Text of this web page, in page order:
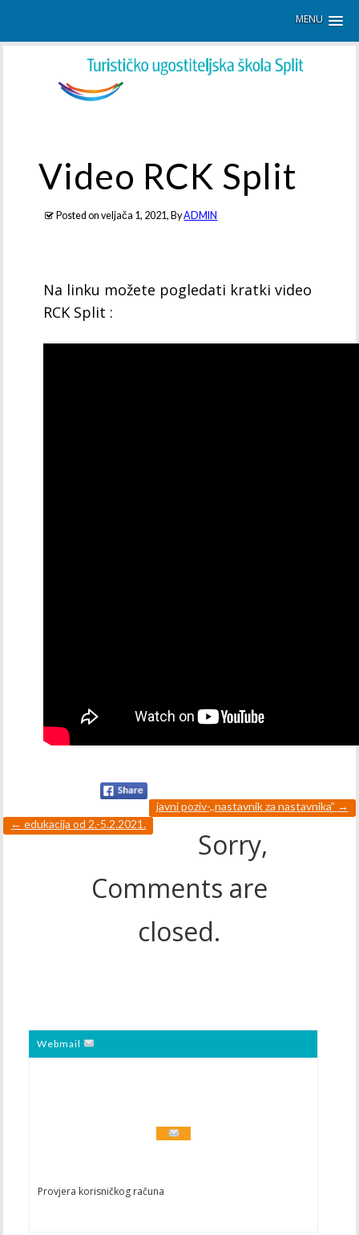
MENU
Video RCK Split
Posted on veljača 1, 2021, ByADMIN
Na linku možete pogledati kratki video
RCK Split :
javni poziv-,,nastavnik za nastavnika” →
← edukacija od 2.-5.2.2021.
Sorry,
Comments are
closed.
Webmail
Provjera korisničkog računa